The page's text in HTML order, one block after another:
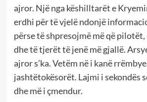
ajror. Një nga këshilltarët e
erdhi për të vjelë ndonjë
përse të shpresojmë më që pilotët,
dhe të tjerët të jenë më gjallë.
ajror s’ka. Vetëm në i kanë
jashtëtokësorët. Lajmi i sekondës
dhe më i çmendur.